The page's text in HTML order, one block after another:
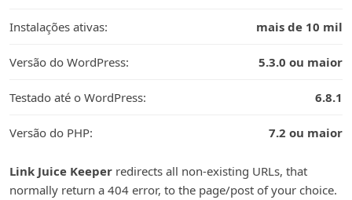
Instalações ativas: mais de 10 mil
Versão do WordPress: 5.3.0 ou maior
Testado até o WordPress: 6.8.1
Versão do PHP: 7.2 ou maior
Link Juice Keeper redirects all non-existing URLs, that
normally return a 404 error, to the page/post of your choice.